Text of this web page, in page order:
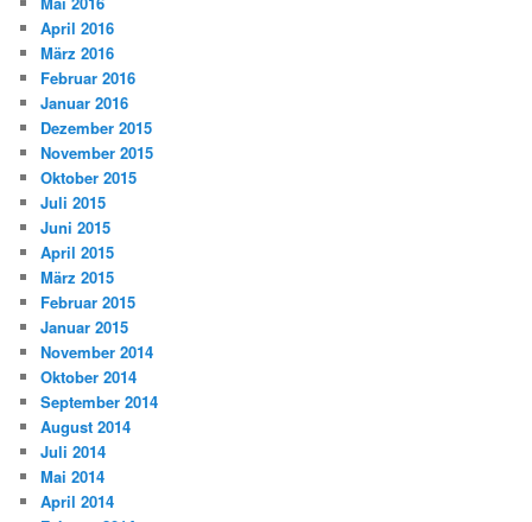
April 2016
März 2016
Februar 2016
Januar 2016
Dezember 2015
November 2015
Oktober 2015
Juli 2015
Juni 2015
April 2015
März 2015
Februar 2015
Januar 2015
November 2014
Oktober 2014
September 2014
August 2014
Juli 2014
Mai 2014
April 2014